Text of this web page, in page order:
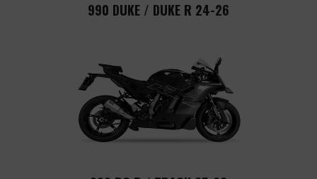
990 DUKE / DUKE R 24-26